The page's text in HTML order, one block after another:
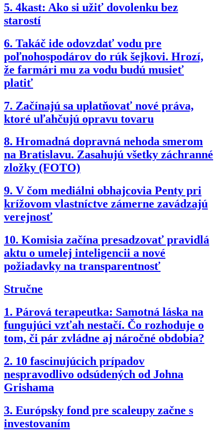
5. 4kast: Ako si užiť dovolenku bez
starostí
6. Takáč ide odovzdať vodu pre
poľnohospodárov do rúk šejkovi. Hrozí,
že farmári mu za vodu budú musieť
platiť
7. Začínajú sa uplatňovať nové práva,
ktoré uľahčujú opravu tovaru
8. Hromadná dopravná nehoda smerom
na Bratislavu. Zasahujú všetky záchranné
zložky (FOTO)
9. V čom mediálni obhajcovia Penty pri
krížovom vlastníctve zámerne zavádzajú
verejnosť
10. Komisia začína presadzovať pravidlá
aktu o umelej inteligencii a nové
požiadavky na transparentnosť
Stručne
1. Párová terapeutka: Samotná láska na
fungujúci vzťah nestačí. Čo rozhoduje o
tom, či pár zvládne aj náročné obdobia?
2. 10 fascinujúcich prípadov
nespravodlivo odsúdených od Johna
Grishama
3. Európsky fond pre scaleupy začne s
investovaním